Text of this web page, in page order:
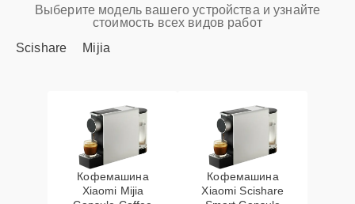
Выберите модель вашего устройства и узнайте
стоимость всех видов работ
Scishare
Mijia
Кофемашина
Xiaomi Mijia
Кофемашина
Xiaomi Scishare